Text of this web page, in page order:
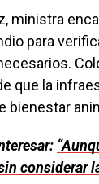
ministra
para
que la
bienestar
considerar